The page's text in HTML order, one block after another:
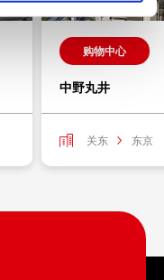
购物中心
中野丸井
关东 东京